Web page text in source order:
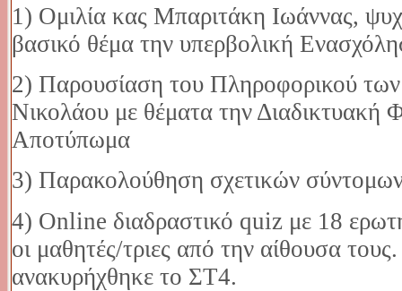
1) Ομιλία κας Μπαριτάκη Ιωάννας,
βασικό θέμα την υπερβολική
2) Παρουσίαση του Πληροφορικού
Νικολάου με θέματα την Διαδικτυακή
Αποτύπωμα
3) Παρακολούθηση σχετικών
4) Online διαδραστικό quiz με 18
οι μαθητές/τριες από την αίθουσα
ανακυρήχθηκε το ΣΤ4.